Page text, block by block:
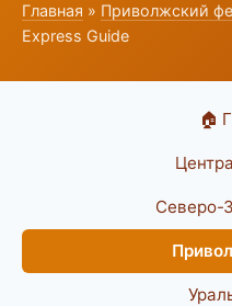
Главная » Приволжский
Express Guide
🏠
Северо-